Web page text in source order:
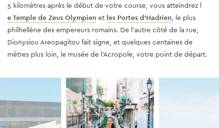
5 kilomètres après le début de votre course, vous atteindrez l
e Temple de Zeus Olympien et les Portes d'Hadrien, le plus
philhellène des empereurs romains. De l'autre côté de la rue,
Dionysiou Areopagitou fait signe, et quelques centaines de
mètres plus loin, le musée de l'Acropole, votre point de départ.